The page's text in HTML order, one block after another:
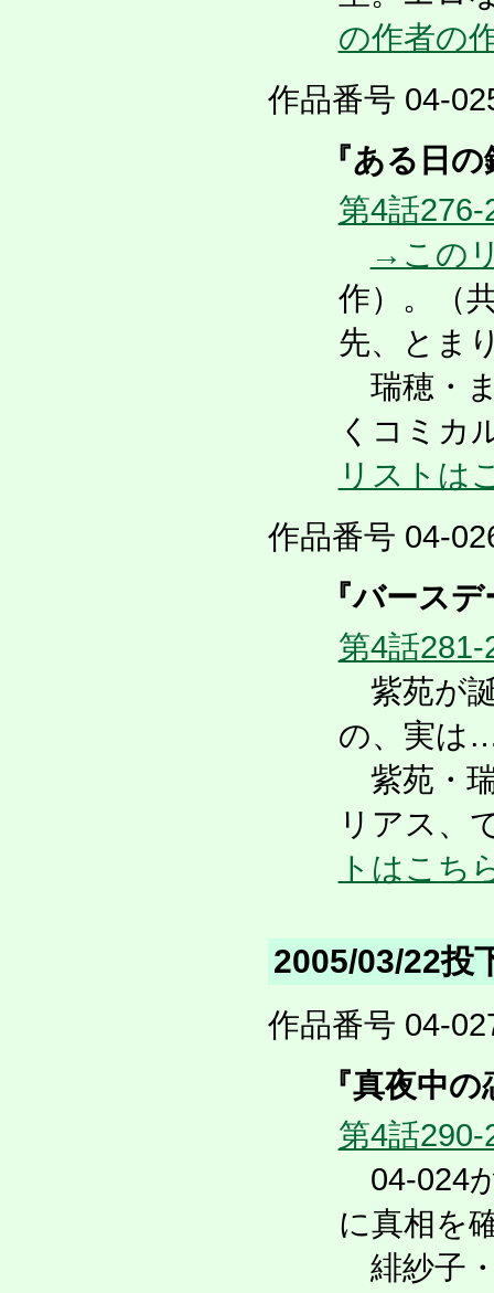
の作者の
作品番号 04-
『ある日
第4話276-
→この
作）。（
先、とま
瑞穂・
くコミカ
リストは
作品番号 04-
『バース
第4話281-
紫苑が
の、実
紫苑・
リアス、
トはこち
2005/03/22投
作品番号 04-
『真夜中
第4話290-
04-024
に真相を
緋紗子